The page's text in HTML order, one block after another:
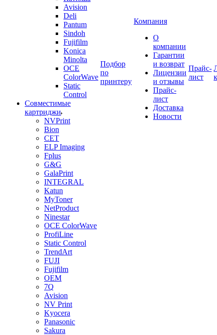
Avision
Deli
Pantum
Sindoh
Fujifilm
Konica
Minolta
OCE
ColorWave
Static
Control
Совместимые
картриджи
NVPrint
Bion
CET
ELP Imaging
Fplus
G&G
GalaPrint
INTEGRAL
Katun
MyToner
NetProduct
Ninestar
OCE ColorWave
ProfiLine
Static Control
TrendArt
FUJI
Fujifilm
OEM
7Q
Avision
NV Print
Kyocera
Panasonic
Sakura
Подбор
по
принтеру
Компания
О
компании
Гарантии
и возврат
Лицензии
и отзывы
Прайс-
лист
Доставка
Новости
Прайс-
лист